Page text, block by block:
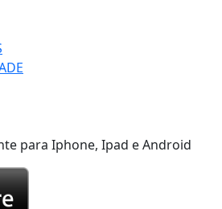
para Iphone, Ipad e Android